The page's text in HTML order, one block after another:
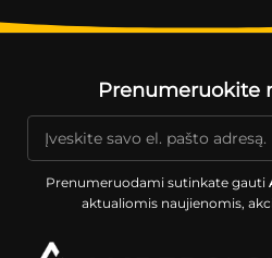
Prenumeruokite
Prenumeruodami sutinkate gauti
aktualiomis naujienomis,